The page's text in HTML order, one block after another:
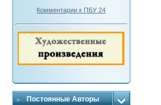
Комментарии к ПБУ 24
Постоянные Авторы